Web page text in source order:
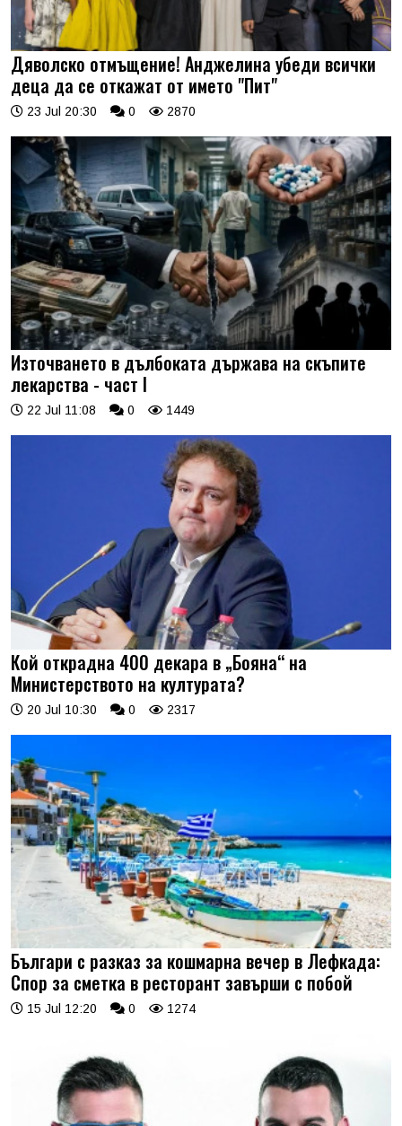
Дяволско отмъщение! Анджелина убеди всички
деца да се откажат от името "Пит"
23 Jul 20:30 0 2870
Източването в дълбоката държава на скъпите
лекарства - част I
22 Jul 11:08 0 1449
Кой открадна 400 декара в „Бояна“ на
Министерството на културата?
20 Jul 10:30 0 2317
Българи с разказ за кошмарна вечер в Лефкада:
Спор за сметка в ресторант завърши с побой
15 Jul 12:20 0 1274